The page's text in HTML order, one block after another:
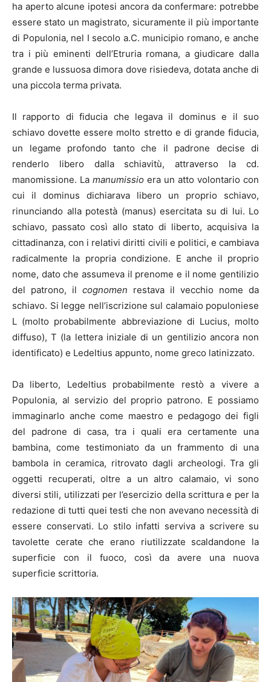
ha aperto alcune ipotesi ancora da confermare: potrebbe
essere stato un magistrato, sicuramente il più importante
di Populonia, nel I secolo a.C. municipio romano, e anche
tra i più eminenti dell’Etruria romana, a giudicare dalla
grande e lussuosa dimora dove risiedeva, dotata anche di
una piccola terma privata.
Il rapporto di fiducia che legava il dominus e il suo
schiavo dovette essere molto stretto e di grande fiducia,
un legame profondo tanto che il padrone decise di
renderlo libero dalla schiavitù, attraverso la cd.
manomissione. La manumissio era un atto volontario con
cui il dominus dichiarava libero un proprio schiavo,
rinunciando alla potestà (manus) esercitata su di lui. Lo
schiavo, passato così allo stato di liberto, acquisiva la
cittadinanza, con i relativi diritti civili e politici, e cambiava
radicalmente la propria condizione. E anche il proprio
nome, dato che assumeva il prenome e il nome gentilizio
del patrono, il cognomen restava il vecchio nome da
schiavo. Si legge nell’iscrizione sul calamaio populoniese
L (molto probabilmente abbreviazione di Lucius, molto
diffuso), T (la lettera iniziale di un gentilizio ancora non
identificato) e Ledeltius appunto, nome greco latinizzato.
Da liberto, Ledeltius probabilmente restò a vivere a
Populonia, al servizio del proprio patrono. E possiamo
immaginarlo anche come maestro e pedagogo dei figli
del padrone di casa, tra i quali era certamente una
bambina, come testimoniato da un frammento di una
bambola in ceramica, ritrovato dagli archeologi. Tra gli
oggetti recuperati, oltre a un altro calamaio, vi sono
diversi stili, utilizzati per l’esercizio della scrittura e per la
redazione di tutti quei testi che non avevano necessità di
essere conservati. Lo stilo infatti serviva a scrivere su
tavolette cerate che erano riutilizzate scaldandone la
superficie con il fuoco, così da avere una nuova
superficie scrittoria.